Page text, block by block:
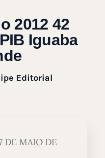
2012 42
Iguaba
Editorial
MAIO DE